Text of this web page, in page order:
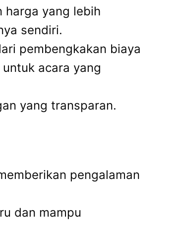
harga yang lebih
sendiri.
pembengkakan biaya
acara yang
yang transparan.
pengalaman
dan mampu